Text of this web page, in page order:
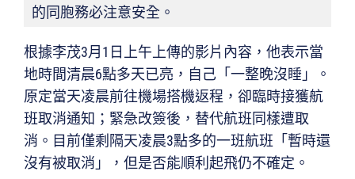
的同胞務必注意安全。
根據李茂3月1日上午上傳的影片內容，他表示當
地時間清晨6點多天已亮，自己「一整晚沒睡」。
原定當天凌晨前往機場搭機返程，卻臨時接獲航
班取消通知；緊急改簽後，替代航班同樣遭取
消。目前僅剩隔天凌晨3點多的一班航班「暫時還
沒有被取消」，但是否能順利起飛仍不確定。